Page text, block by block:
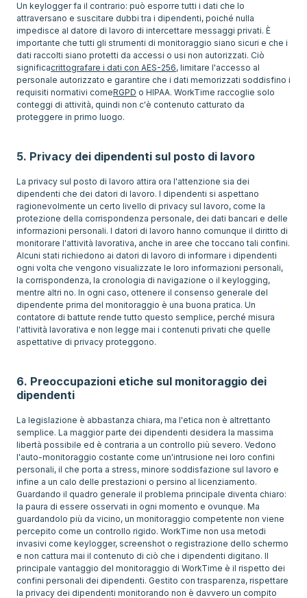
Un keylogger fa il contrario: può esporre tutti i dati che lo
attraversano e suscitare dubbi tra i dipendenti, poiché nulla
impedisce al datore di lavoro di intercettare messaggi privati. È
importante che tutti gli strumenti di monitoraggio siano sicuri e che i
dati raccolti siano protetti da accessi o usi non autorizzati. Ciò
significacrittografare i dati con AES-256, limitare l'accesso al
personale autorizzato e garantire che i dati memorizzati soddisfino i
requisiti normativi comeRGPD o HIPAA. WorkTime raccoglie solo
conteggi di attività, quindi non c'è contenuto catturato da
proteggere in primo luogo.
5. Privacy dei dipendenti sul posto di lavoro
La privacy sul posto di lavoro attira ora l'attenzione sia dei
dipendenti che dei datori di lavoro. I dipendenti si aspettano
ragionevolmente un certo livello di privacy sul lavoro, come la
protezione della corrispondenza personale, dei dati bancari e delle
informazioni personali. I datori di lavoro hanno comunque il diritto di
monitorare l'attività lavorativa, anche in aree che toccano tali confini.
Alcuni stati richiedono ai datori di lavoro di informare i dipendenti
ogni volta che vengono visualizzate le loro informazioni personali,
la corrispondenza, la cronologia di navigazione o il keylogging,
mentre altri no. In ogni caso, ottenere il consenso generale del
dipendente prima del monitoraggio è una buona pratica. Un
contatore di battute rende tutto questo semplice, perché misura
l'attività lavorativa e non legge mai i contenuti privati che quelle
aspettative di privacy proteggono.
6. Preoccupazioni etiche sul monitoraggio dei
dipendenti
La legislazione è abbastanza chiara, ma l'etica non è altrettanto
semplice. La maggior parte dei dipendenti desidera la massima
libertà possibile ed è contraria a un controllo più severo. Vedono
l'auto-monitoraggio costante come un'intrusione nei loro confini
personali, il che porta a stress, minore soddisfazione sul lavoro e
infine a un calo delle prestazioni o persino al licenziamento.
Guardando il quadro generale il problema principale diventa chiaro:
la paura di essere osservati in ogni momento e ovunque. Ma
guardandolo più da vicino, un monitoraggio competente non viene
percepito come un controllo rigido. WorkTime non usa metodi
invasivi come keylogger, screenshot o registrazione dello schermo
e non cattura mai il contenuto di ciò che i dipendenti digitano. Il
principale vantaggio del monitoraggio di WorkTime è il rispetto dei
confini personali dei dipendenti. Gestito con trasparenza, rispettare
la privacy dei dipendenti monitorando non è davvero un compito